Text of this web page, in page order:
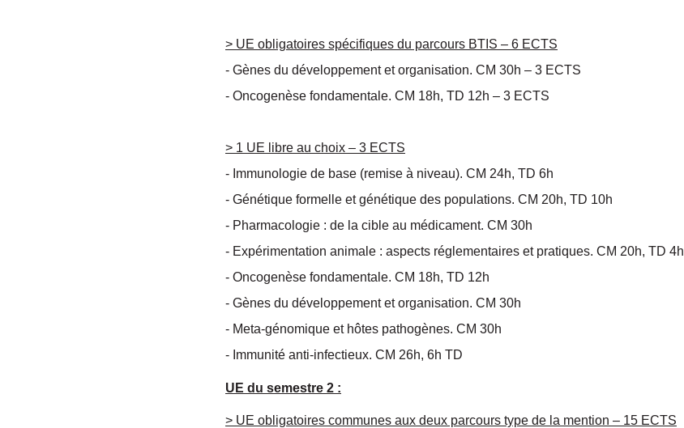
> UE obligatoires spécifiques du parcours BTIS – 6 ECTS
- Gènes du développement et organisation. CM 30h – 3 ECTS
- Oncogenèse fondamentale. CM 18h, TD 12h – 3 ECTS
> 1 UE libre au choix – 3 ECTS
- Immunologie de base (remise à niveau). CM 24h, TD 6h
- Génétique formelle et génétique des populations. CM 20h, TD 10h
- Pharmacologie : de la cible au médicament. CM 30h
- Expérimentation animale : aspects réglementaires et pratiques. CM 20h, TD 4h
- Oncogenèse fondamentale. CM 18h, TD 12h
- Gènes du développement et organisation. CM 30h
- Meta-génomique et hôtes pathogènes. CM 30h
- Immunité anti-infectieux. CM 26h, 6h TD
UE du semestre 2 :
> UE obligatoires communes aux deux parcours type de la mention – 15 ECTS